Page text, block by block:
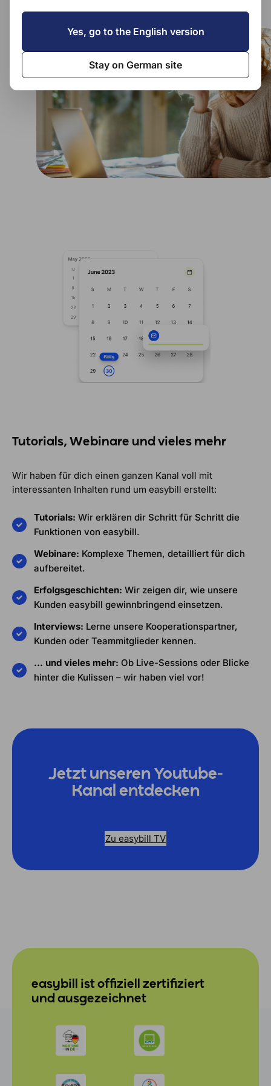
Mehr erfahren
Tutorials, Webinare und vieles mehr
Wir haben für dich einen ganzen Kanal voll mit
interessanten Inhalten rund um easybill erstellt:
Tutorials: Wir erklären dir Schritt für Schritt die
Funktionen von easybill.
Webinare: Komplexe Themen, detailliert für dich
aufbereitet.
Erfolgsgeschichten: Wir zeigen dir, wie unsere
Kunden easybill gewinnbringend einsetzen.
Interviews: Lerne unsere Kooperationspartner,
Kunden oder Teammitglieder kennen.
… und vieles mehr: Ob Live-Sessions oder Blicke
hinter die Kulissen – wir haben viel vor!
Jetzt unseren Youtube-
Kanal entdecken
Zu easybill TV
easybill ist offiziell zertifiziert
und ausgezeichnet
Yes, go to the English version
Stay on German site